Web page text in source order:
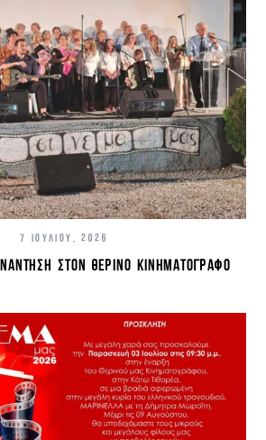
7 ΙΟΥΛΊΟΥ, 2026
ΣΤΟΝ ΘΕΡΙΝΌ ΚΙΝΗΜΑΤΟΓΡΆΦΟ